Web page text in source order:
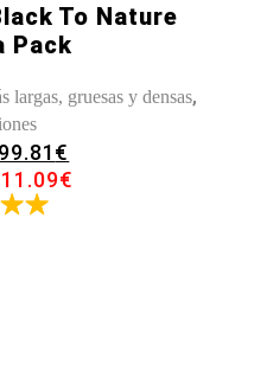
To Nature
Pack
largas, gruesas y densas,
EL
PRECIO
ORIGINAL
ERA:
99.81€
PRECIO
ACTUAL
11.09€